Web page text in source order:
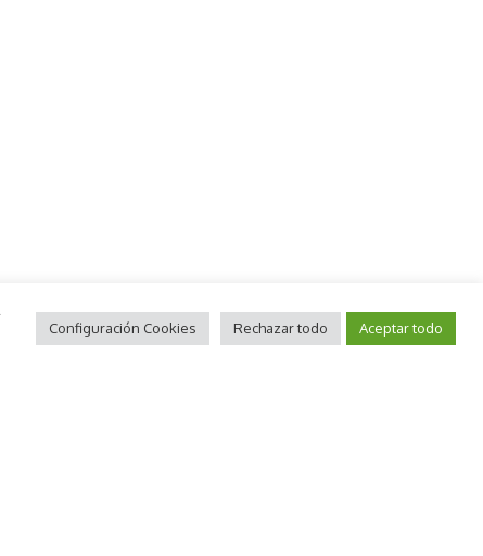
Configuración Cookies Rechazar todo Aceptar todo